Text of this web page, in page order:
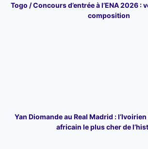
Togo / Concours d’entrée à l’ENA 2026 :
composition
Yan Diomande au Real Madrid :
africain le plus cher de